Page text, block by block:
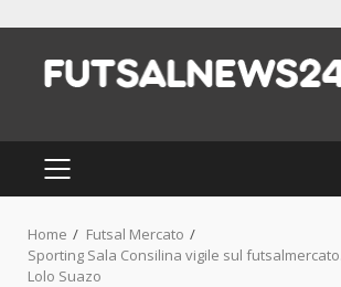
content
PRIMARY
MENU
Home
Futsal Mercato
Sporting Sala Consilina vigile sul
Lolo Suazo